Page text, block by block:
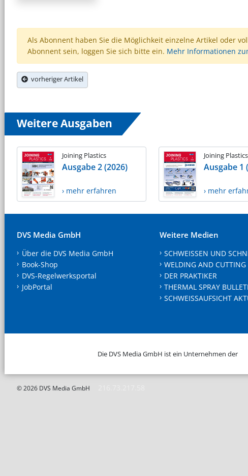
Als Abonnent haben Sie die Möglichkeit einzelne Artikel oder
Abonnent sein, loggen Sie sich bitte ein. Mehr Informationen
vorheriger Artikel
Weitere Ausgaben
Joining Plastics
Ausgabe 2 (2026)
› mehr erfahren
Joining Plastics
Ausgabe 1
› mehr
DVS Media GmbH
Über die DVS Media GmbH
Book-Shop
DVS-Regelwerksportal
JobPortal
Weitere Medien
SCHWEISSEN UND
WELDING AND CUTTING
DER PRAKTIKER
THERMAL SPRAY
SCHWEISSAUFSICHT
Die DVS Media GmbH ist ein Unternehmen der
© 2026 DVS Media GmbH